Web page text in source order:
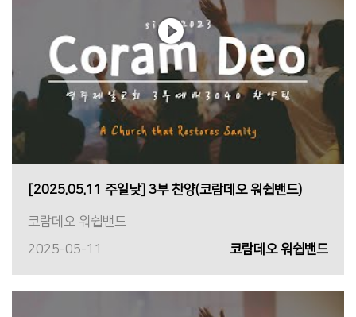
[2025.05.11 주일낮] 3부 찬양(코람데오 워쉽밴드)
코람데오 워쉽밴드
2025-05-11
코람데오 워쉽밴드